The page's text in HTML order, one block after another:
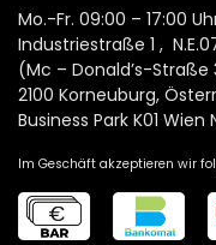
Mo.-Fr. 09:00 – 17:00
Industriestraße 1 ,
(Mc – Donald’s-Straße
2100 Korneuburg,
Business Park K01 Wien
Im Geschäft akzeptieren wir